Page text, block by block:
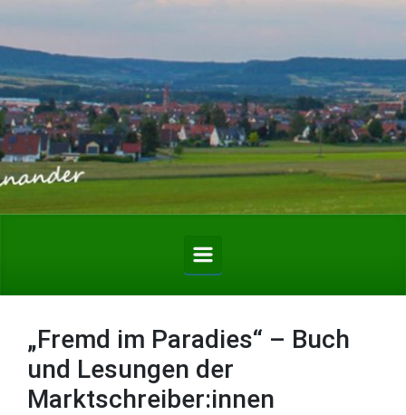
„Fremd im Paradies“ – Buch
und Lesungen der
Marktschreiber:innen